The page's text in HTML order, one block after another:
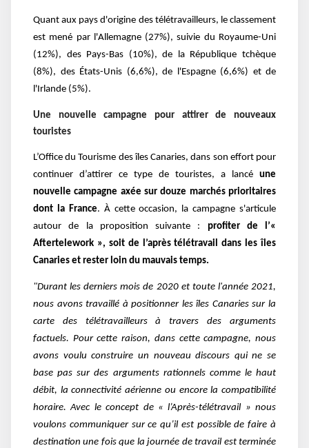
Quant aux pays d'origine des télétravailleurs, le classement
est mené par l'Allemagne (27%), suivie du Royaume-Uni
(12%), des Pays-Bas (10%), de la République tchèque
(8%), des États-Unis (6,6%), de l'Espagne (6,6%) et de
l'Irlande (5%).
Une nouvelle campagne pour attirer de nouveaux
touristes
L’Office du Tourisme des îles Canaries, dans son effort pour
continuer d’attirer ce type de touristes, a lancé une
nouvelle campagne axée sur douze marchés prioritaires
dont la France. À cette occasion, la campagne s'articule
autour de la proposition suivante : profiter de l’«
Aftertelework », soit de l’après télétravail dans les îles
Canaries et rester loin du mauvais temps.
"Durant les derniers mois de 2020 et toute l'année 2021,
nous avons travaillé à positionner les îles Canaries sur la
carte des télétravailleurs à travers des arguments
factuels. Pour cette raison, dans cette campagne, nous
avons voulu construire un nouveau discours qui ne se
base pas sur des arguments rationnels comme le haut
débit, la connectivité aérienne ou encore la compatibilité
horaire. Avec le concept de « l’Après-télétravail » nous
voulons communiquer sur ce qu’il est possible de faire à
destination une fois que la journée de travail est terminée